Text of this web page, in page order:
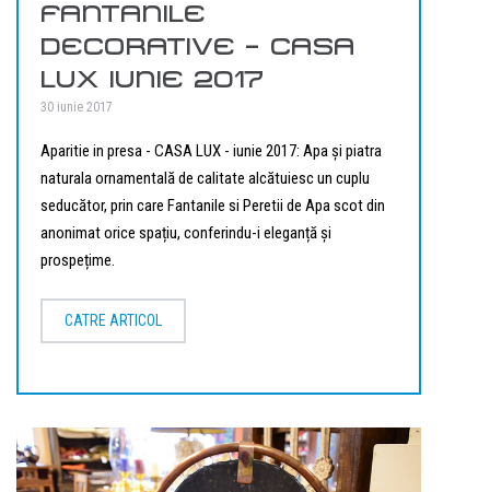
FANTANILE
DECORATIVE – CASA
LUX IUNIE 2017
30 iunie 2017
Aparitie in presa - CASA LUX - iunie 2017: Apa și piatra
naturala ornamentală de calitate alcătuiesc un cuplu
seducător, prin care Fantanile si Peretii de Apa scot din
anonimat orice spațiu, conferindu-i eleganță și
prospețime.
CATRE ARTICOL